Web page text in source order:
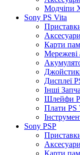
Модчіпи
Sony PS Vita
Карти
Мережеві
Дисплеї
Інші
Шлейфи
Плати PS
Sony PSP